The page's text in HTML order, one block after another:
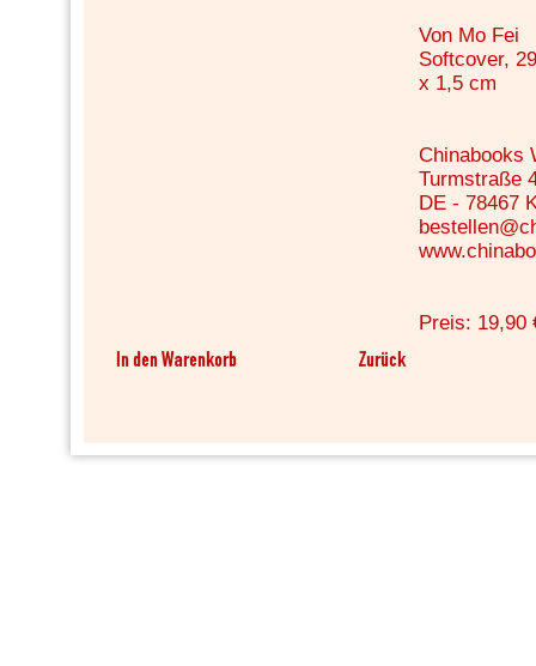
Von Mo Fei
Softcover,
x 1,5 cm
Chinabooks
Turmstraße
DE - 78467
Preis: 19,90